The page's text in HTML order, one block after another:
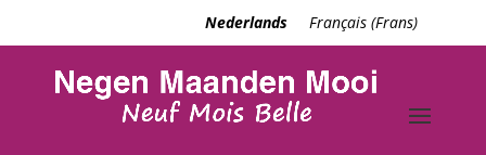
Nederlands Français (Frans)